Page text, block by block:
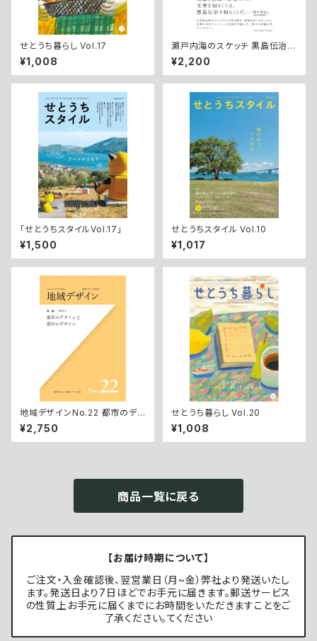
せとうち暮らし Vol.17
¥1,008
瀬戸内海のスケッチ 黒島伝治作
品集
¥2,200
「せとうちスタイルVol.17」
¥1,500
せとうちスタイル Vol.10
¥1,017
地域デザインNo.22 都市のデ
ザインと農村のデザイン
¥2,750
せとうち暮らし Vol.20
¥1,008
商品一覧に戻る
【お届け時期について】
ご注文・入金確認後、翌営業日（月~金）弊社より発送いたし
ます。発送日より7日ほどでお手元に届きます。郵送サービス
の性質上お手元に届くまでにお時間をいただきますことをご
了承ください。てください